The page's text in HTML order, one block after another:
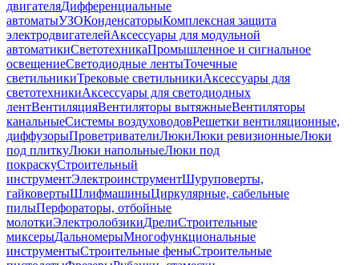
двигателяДифференциальные
автоматыУЗОКонденсаторыКомплексная защита
электродвигателейАксессуары для модульной
автоматикиСветотехникаПромышленное и сигнальное
освещениеСветодиодные лентыТочечные
светильникиТрековые светильникиАксессуары для
светотехникиАксессуары для светодиодных
лентВентиляцияВентиляторы вытяжныеВентиляторы
канальныеСистемы воздуховодовРешетки вентиляционные,
диффузорыПроветривателиЛюкиЛюки ревизионныеЛюки
под плиткуЛюки напольныеЛюки под
покраскуСтроительный
инструментЭлектроинструментШуруповерты,
гайковертыШлифмашиныЦиркулярные, сабельные
пилыПерфораторы, отбойные
молоткиЭлектролобзикиДрелиСтроительные
миксерыДальномерыМногофункциональные
инструментыСтроительные феныСтроительные